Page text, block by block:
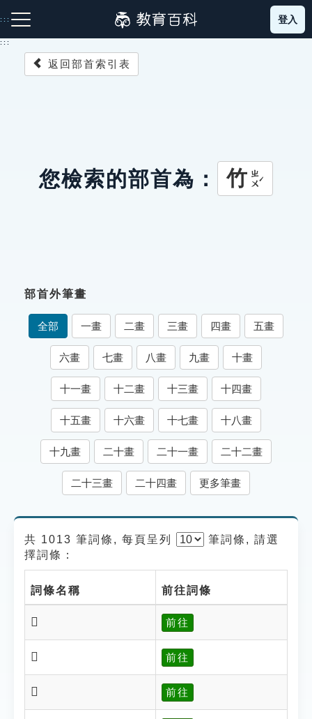
到
主
:::
成語故事
索引選單
知識索引
單字索引
生命大百科索引
遊戲專區
貓頭鷹博士
登入
:::
返回部首索引表
您檢索的部首為： 竹 ㄓㄨˊ
部首外筆畫
全部 一畫 二畫 三畫 四畫 五畫
六畫 七畫 八畫 九畫 十畫
十一畫 十二畫 十三畫 十四畫
十五畫 十六畫 十七畫 十八畫
十九畫 二十畫 二十一畫 二十二畫
二十三畫 二十四畫 更多筆畫
共 1013 筆詞條, 每頁呈列 筆詞條, 請選
擇詞條：
詞條名稱 前往詞條
𥳯 前往
𥳰 前往
𥳱 前往